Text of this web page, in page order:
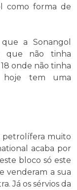
como forma de
a Sonangol
que não tinha
onde não tinha
hoje tem uma
petrolífera muito
acaba por
bloco só este
venderam a sua
Já os sérvios da